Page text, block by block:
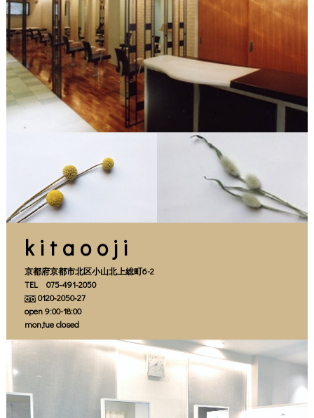
CONTACT
kitaooji
京都府京都市北区小山北上総町6-2
TEL 075‐491‐2050
0120‐2050‐27
open 9:00-18:00
mon,tue closed